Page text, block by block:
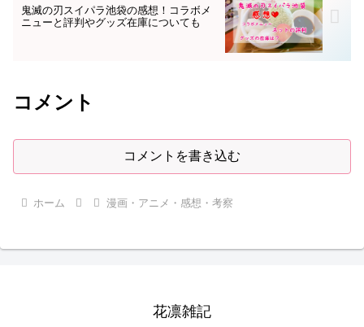
鬼滅の刃スイパラ池袋の感想！コラボメ
ニューと評判やグッズ在庫についても
コメント
コメントを書き込む
ホーム 漫画・アニメ・感想・考察
花凛雑記